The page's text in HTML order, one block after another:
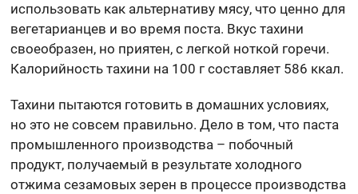
использовать как альтернативу мясу, что ценно для
вегетарианцев и во время поста. Вкус тахини
своеобразен, но приятен, с легкой ноткой горечи.
Калорийность тахини на 100 г составляет 586 ккал.
Тахини пытаются готовить в домашних условиях,
но это не совсем правильно. Дело в том, что паста
промышленного производства – побочный
продукт, получаемый в результате холодного
отжима сезамовых зерен в процессе производства